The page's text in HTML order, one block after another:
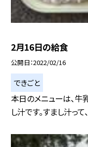
2月16日の給食
公開日 2022/02/16
できごと
本日のメニューは、牛
し汁です。すまし汁って